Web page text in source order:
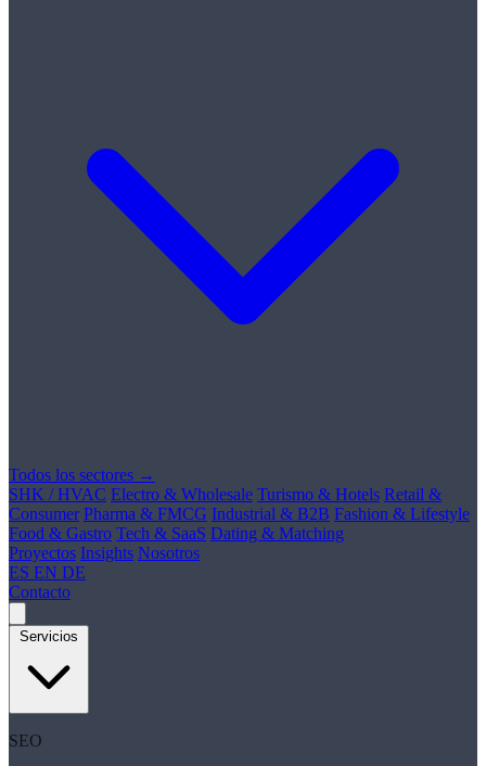
Todos los sectores →
SHK / HVAC Electro & Wholesale Turismo & Hotels Retail &
Consumer Pharma & FMCG Industrial & B2B Fashion & Lifestyle
Food & Gastro Tech & SaaS Dating & Matching
Proyectos Insights Nosotros
ES EN DE
Contacto
Servicios
SEO